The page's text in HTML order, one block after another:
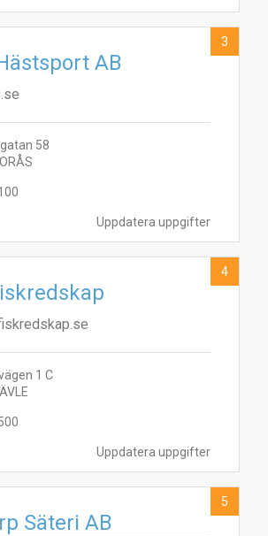
Uppdatera uppgifter
AB
58
3
Uppdatera uppgifter
1 C
4
Säteri AB
5